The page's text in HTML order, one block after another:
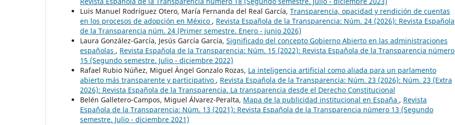
Luis Manuel Rodríguez Otero, María Fernanda del Real García, Transparencia, opacidad y rendición de cuentas
en los procesos de adopción en México , Revista Española de la Transparencia: Núm. 24 (2026): Revista Española
de la Transparencia núm. 24 (Primer semestre. Enero - junio 2026)
Laura González-García, Jesús García García, Significado del concepto Gobierno Abierto en las administraciones
españolas , Revista Española de la Transparencia: Núm. 15 (2022): Revista Española de la Transparencia número
15 (Segundo semestre. Julio - diciembre 2022)
Rafael Rubio Núñez, Miguel Ángel Gonzalo Rozas, La inteligencia artificial como aliada para un parlamento
abierto más transparente y participativo , Revista Española de la Transparencia: Núm. 23 (2026): Núm. 23 (Extra
2026): Revista Española de la Transparencia. La transparencia desde el Derecho Constitucional
Belén Galletero-Campos, Miguel Álvarez-Peralta, Mapa de la publicidad institucional en España , Revista
Española de la Transparencia: Núm. 13 (2021): Revista Española de la Transparencia número 13 (Segundo
semestre. Julio - diciembre 2021)